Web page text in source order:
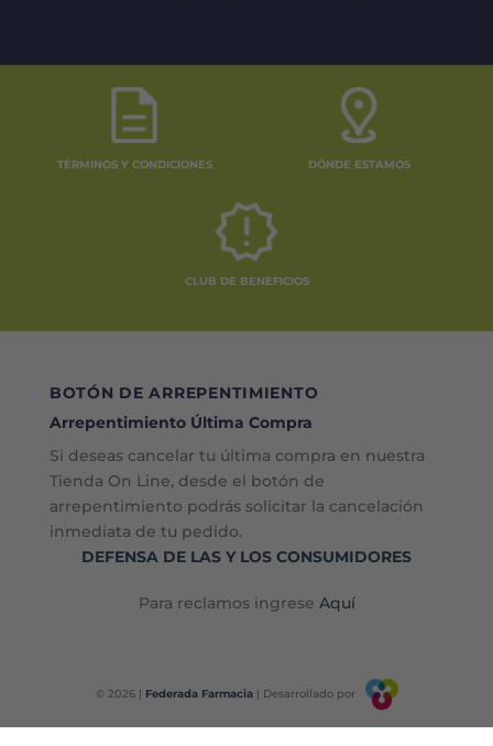
TÉRMINOS Y CONDICIONES DÓNDE ESTAMOS
CLUB DE BENEFICIOS
BOTÓN DE ARREPENTIMIENTO
Arrepentimiento Última Compra
Si deseas cancelar tu última compra en nuestra
Tienda On Line, desde el botón de
arrepentimiento podrás solicitar la cancelación
inmediata de tu pedido.
DEFENSA DE LAS Y LOS CONSUMIDORES
Para reclamos ingrese Aquí
© 2026 | Federada Farmacia| Desarrollado por